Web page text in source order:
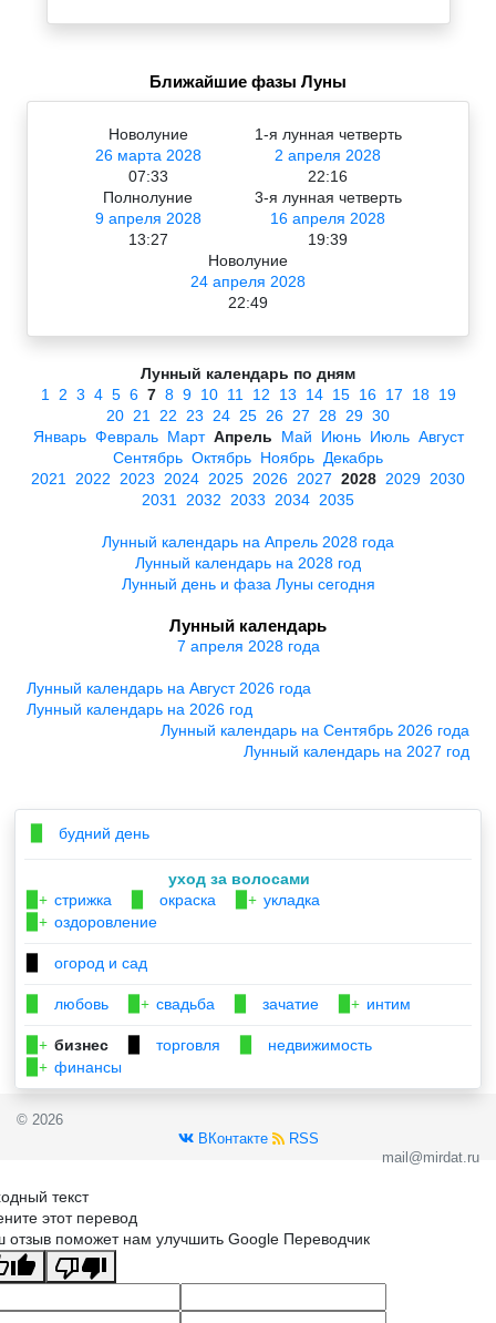
Ближайшие фазы Луны
Новолуние
26 марта 2028
07:33
1-я лунная четверть
2 апреля 2028
22:16
Полнолуние
9 апреля 2028
13:27
3-я лунная четверть
16 апреля 2028
19:39
Новолуние
24 апреля 2028
22:49
Лунный календарь по дням
1
2 3 4 5 6 7 8 9 10 11 12 13 14 15 16 17 18 19
20 21 22 23 24 25 26 27 28 29 30
Январь Февраль Март Апрель Май Июнь Июль Август
Сентябрь Октябрь Ноябрь Декабрь
2021
2022 2023 2024 2025 2026 2027 2028 2029 2030
2031
2032 2033 2034 2035
Лунный календарь на Апрель 2028 года
Лунный календарь на 2028 год
Лунный день и фаза Луны сегодня
Лунный календарь
7 апреля 2028 года
Лунный календарь на Август 2026 года
Лунный календарь на 2026 год
Лунный календарь на Сентябрь 2026 года
Лунный календарь на 2027 год
будний день
уход за волосами
▉+ стрижка окраска ▉+ укладка
▉+ оздоровление
огород и сад
любовь ▉+ свадьба зачатие ▉+ интим
▉+ бизнес торговля недвижимость
▉+ финансы
© 2026
ВКонтакте
RSS
mail@mirdat.ru
текст
этот перевод
отзыв поможет нам улучшить Google Переводчик